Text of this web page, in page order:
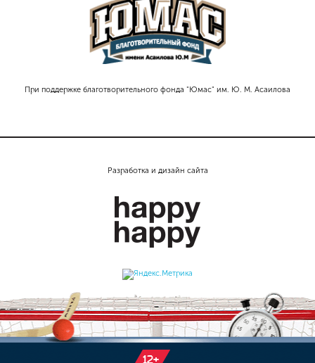
При поддержке благотворительного фонда "Юмас" им. Ю. М. Асаилова
Разработка и дизайн сайта
12+